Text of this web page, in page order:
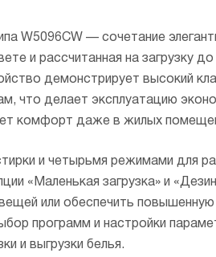
составляет примерно 40
потребление
кВт-ч.
Это
баланс при отжиме.
В итоге, белье стирается
что обеспечивает
работы.
W5096CW — сочетание
и рассчитанная на загрузку до
демонстрирует высокий
что делает эксплуатацию
комфорт даже в жилых
и четырьмя режимами для
«Маленькая загрузка» и
или обеспечить повышенную
программ и настройки
и выгрузки белья.